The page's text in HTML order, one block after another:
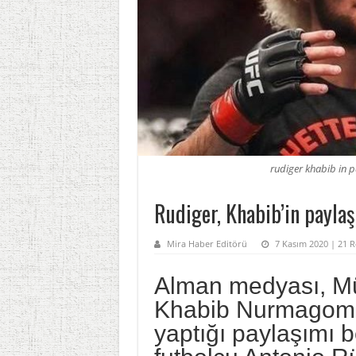
rudiger khabib in
Rudiger, Khabib’in
Mira Haber Editörü 7 Kasım 2020 | 21
Alman medyası,
Khabib
yaptığı